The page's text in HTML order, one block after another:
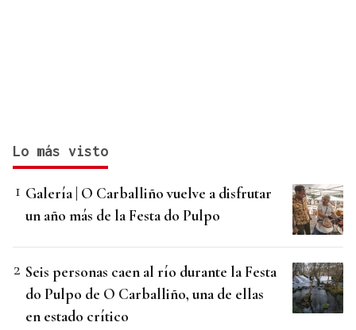
Lo más visto
Galería | O Carballiño vuelve a disfrutar
un año más de la Festa do Pulpo
Seis personas caen al río durante la Festa
do Pulpo de O Carballiño, una de ellas
en estado crítico